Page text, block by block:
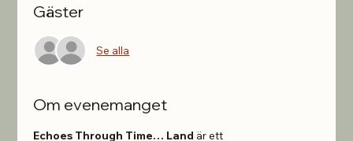
Gäster
Se alla
Om evenemanget
Echoes Through Time… Land är ett